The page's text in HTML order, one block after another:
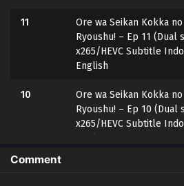
11
Ore wa Seikan Kokka
Ryoushu! – Ep 11 (Dual
x265/HEVC Subtitle
English
10
Ore wa Seikan Kokka
Ryoushu! – Ep 10 (Dual
x265/HEVC Subtitle
9
Comment